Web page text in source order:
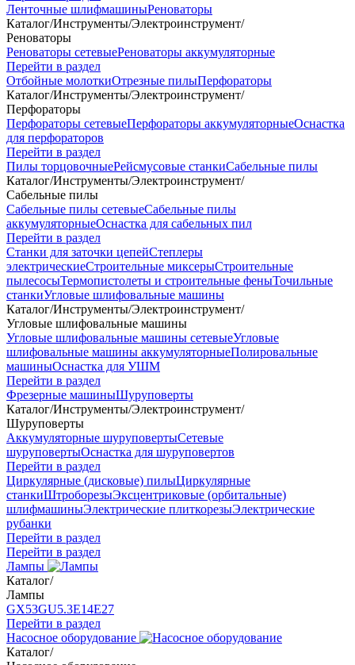
Ленточные шлифмашиныРеноваторы
Каталог/Инструменты/Электроинструмент/
Реноваторы
Реноваторы сетевыеРеноваторы аккумуляторные
Перейти в раздел
Отбойные молоткиОтрезные пилыПерфораторы
Каталог/Инструменты/Электроинструмент/
Перфораторы
Перфораторы сетевыеПерфораторы аккумуляторныеОснастка
для перфораторов
Перейти в раздел
Пилы торцовочныеРейсмусовые станкиСабельные пилы
Каталог/Инструменты/Электроинструмент/
Сабельные пилы
Сабельные пилы сетевыеСабельные пилы
аккумуляторныеОснастка для сабельных пил
Перейти в раздел
Станки для заточки цепейСтеплеры
электрическиеСтроительные миксерыСтроительные
пылесосыТермопистолеты и строительные феныТочильные
станкиУгловые шлифовальные машины
Каталог/Инструменты/Электроинструмент/
Угловые шлифовальные машины
Угловые шлифовальные машины сетевыеУгловые
шлифовальные машины аккумуляторныеПолировальные
машиныОснастка для УШМ
Перейти в раздел
Фрезерные машиныШуруповерты
Каталог/Инструменты/Электроинструмент/
Шуруповерты
Аккумуляторные шуруповертыСетевые
шуруповертыОснастка для шуруповертов
Перейти в раздел
Циркулярные (дисковые) пилыЦиркулярные
станкиШтроборезыЭксцентриковые (орбитальные)
шлифмашиныЭлектрические плиткорезыЭлектрические
рубанки
Перейти в раздел
Перейти в раздел
Лампы
Каталог/
Лампы
GX53GU5.3Е14Е27
Перейти в раздел
Насосное оборудование
Каталог/